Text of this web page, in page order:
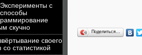
Эксперименты с
скучно
своего
статистикой
Поделиться…